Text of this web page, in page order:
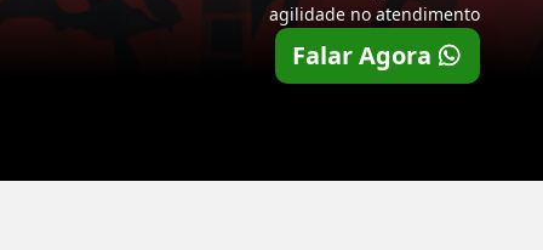
agilidade no atendimento
Falar Agora